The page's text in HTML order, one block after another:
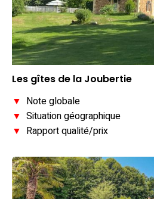
Les gîtes de la Joubertie
▼ Note globale
▼ Situation géographique
▼ Rapport qualité/prix